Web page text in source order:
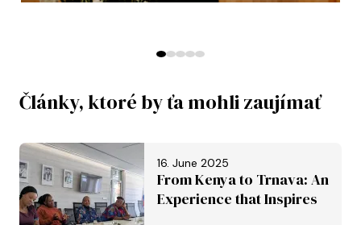
Články, ktoré by ťa mohli zaujímať
16. June 2025
From Kenya to Trnava: An
Experience that Inspires